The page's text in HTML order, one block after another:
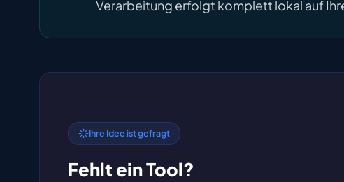
Verarbeitung erfolgt komplett lokal auf
Ihre Idee ist gefragt
Fehlt ein Tool?